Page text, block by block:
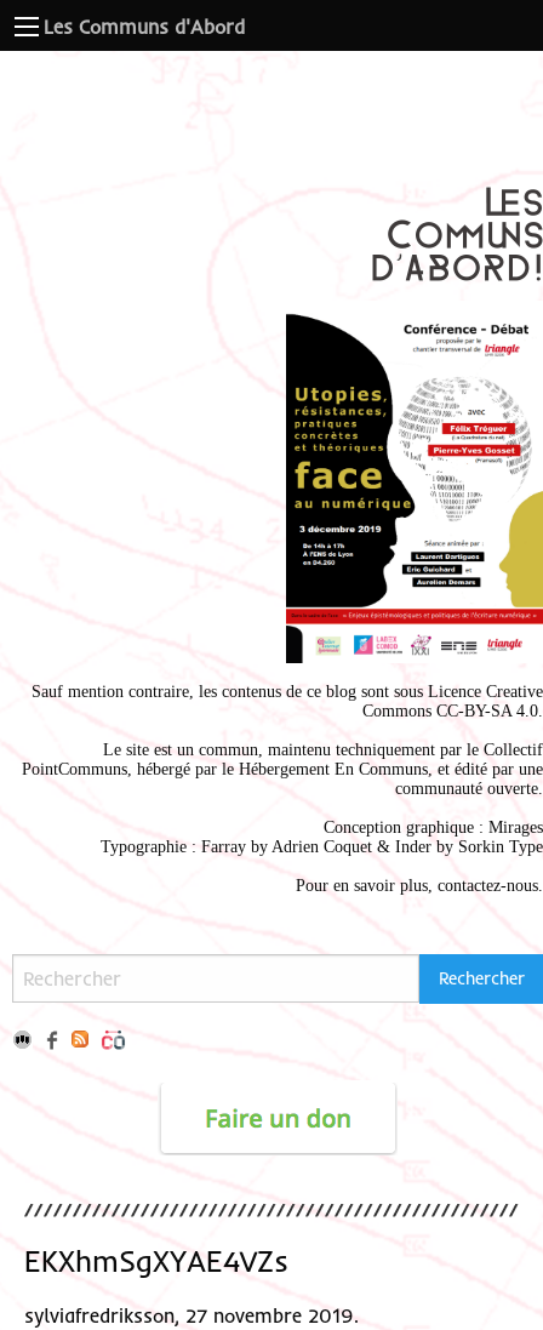
Les Communs d'Abord
Sauf mention contraire, les contenus de ce blog sont sous Licence Creative
Commons CC-BY-SA 4.0.
Le site est un commun, maintenu techniquement par le Collectif
PointCommuns, hébergé par le Hébergement En Communs, et édité par une
communauté ouverte.
Conception graphique : Mirages
Typographie : Farray by Adrien Coquet & Inder by Sorkin Type
Pour en savoir plus, contactez-nous.
EKXhmSgXYAE4VZs
sylviafredriksson, 27 novembre 2019.